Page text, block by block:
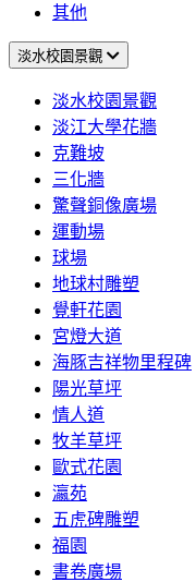
其他
淡水校園景觀
淡水校園景觀
淡江大學花牆
克難坡
三化牆
驚聲銅像廣場
運動場
球場
地球村雕塑
覺軒花園
宮燈大道
海豚吉祥物里程碑
陽光草坪
情人道
牧羊草坪
歐式花園
瀛苑
五虎碑雕塑
福園
書卷廣場